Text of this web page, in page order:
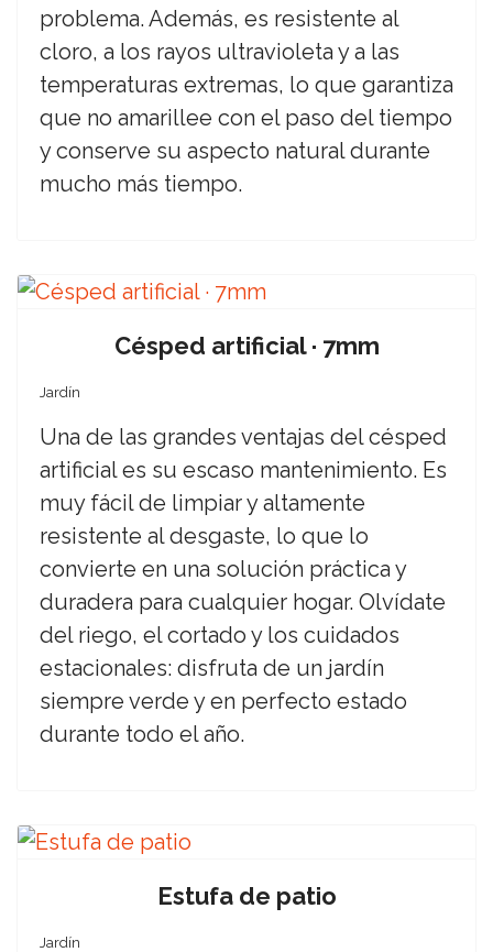
problema. Además, es resistente al
cloro, a los rayos ultravioleta y a las
temperaturas extremas, lo que garantiza
que no amarillee con el paso del tiempo
y conserve su aspecto natural durante
mucho más tiempo.
Césped artificial · 7mm
Jardín
Una de las grandes ventajas del césped
artificial es su escaso mantenimiento. Es
muy fácil de limpiar y altamente
resistente al desgaste, lo que lo
convierte en una solución práctica y
duradera para cualquier hogar. Olvídate
del riego, el cortado y los cuidados
estacionales: disfruta de un jardín
siempre verde y en perfecto estado
durante todo el año.
Estufa de patio
Jardín